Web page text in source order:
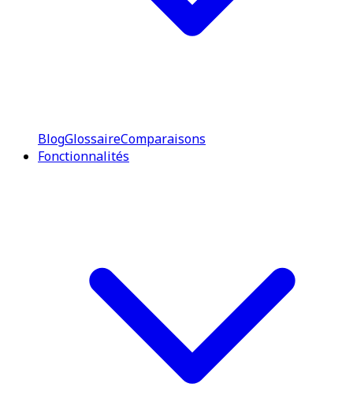
BlogGlossaireComparaisons
Fonctionnalités